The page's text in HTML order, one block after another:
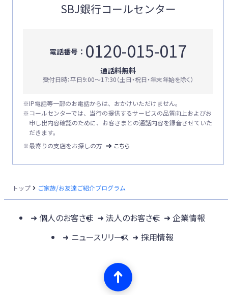
SBJ銀行コールセンター
電話番号： 0120-015-017
通話料無料
受付日時：平日9:00〜17:30（土日・祝日・年末年始を除く）
※IP電話等一部のお電話からは、おかけいただけません。
※コールセンターでは、当行の提供するサービスの品質向上およびお
申し出内容確認のために、お客さまとの通話内容を録音させていた
だきます。
※最寄りの支店をお探しの方
こちら
トップ ご家族/お友達ご紹介プログラム
個人のお客さま 法人のお客さま
企業情報
ニュースリリース
採用情報